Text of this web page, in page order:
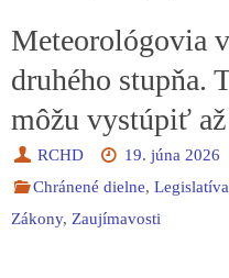
Meteorológovia
druhého stupňa.
môžu vystúpiť až
RCHD
19. júna 2026
Chránené dielne,Legislatíva
Zákony, Zaujímavosti